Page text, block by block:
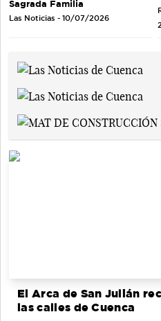
Sagrada Familia
Las Noticias - 10/07/2026
El Arca de San Julián
las calles de Cuenca